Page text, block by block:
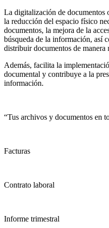
La digitalización de documentos
la reducción del espacio físico
documentos, la mejora de la
búsqueda de la información, así
distribuir documentos de manera
Además, facilita la
documental y contribuye a la
información.
“Tus archivos y documentos en
Facturas
Contrato laboral
Informe trimestral